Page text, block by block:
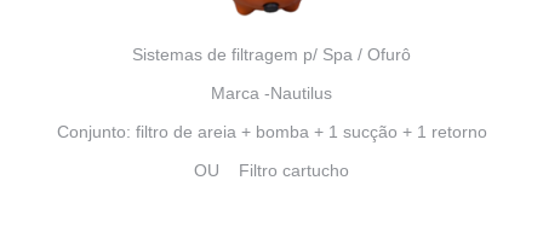
Sistemas de filtragem p/ Spa / Ofurô
Marca -Nautilus
Conjunto: filtro de areia + bomba + 1 sucção + 1 retorno
OU Filtro cartucho